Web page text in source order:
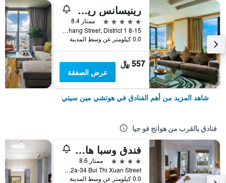
رينيسانس ريفرسايد هوتل سايجون
5 نجوم
ممتاز 8.4
8-15 Ton Duc Thang Street, District 1, هوتشي مين سيتي, فيتنام
0.0 كيلومتر عن وسط المدينة
557 ﷼
عرض الصفقة
شاهد المزيد من أهم الفنادق في هوتشي مين سيتي
فنادق بالقرب من هوانج فو جيا
فندق وسبا هارموني سايغون
4 نجوم
ممتاز 8.6
32a-34 Bui Thi Xuan Street, هوتشي مين سيتي, فيتنام
0.0 كيلومتر عن وسط المدينة